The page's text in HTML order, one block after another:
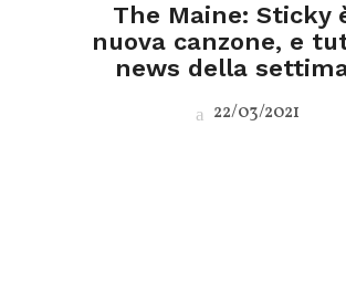
The Maine: Sticky
nuova canzone, e
news della
22/03/2021